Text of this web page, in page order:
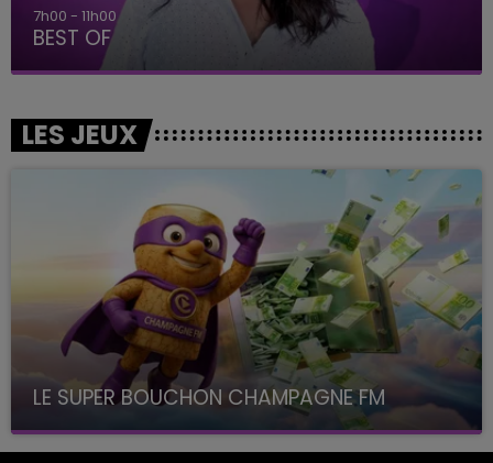
7h00 - 11h00
BEST OF
LES JEUX
LE SUPER BOUCHON CHAMPAGNE FM
avec La Famille Champagne FM, à 8H10